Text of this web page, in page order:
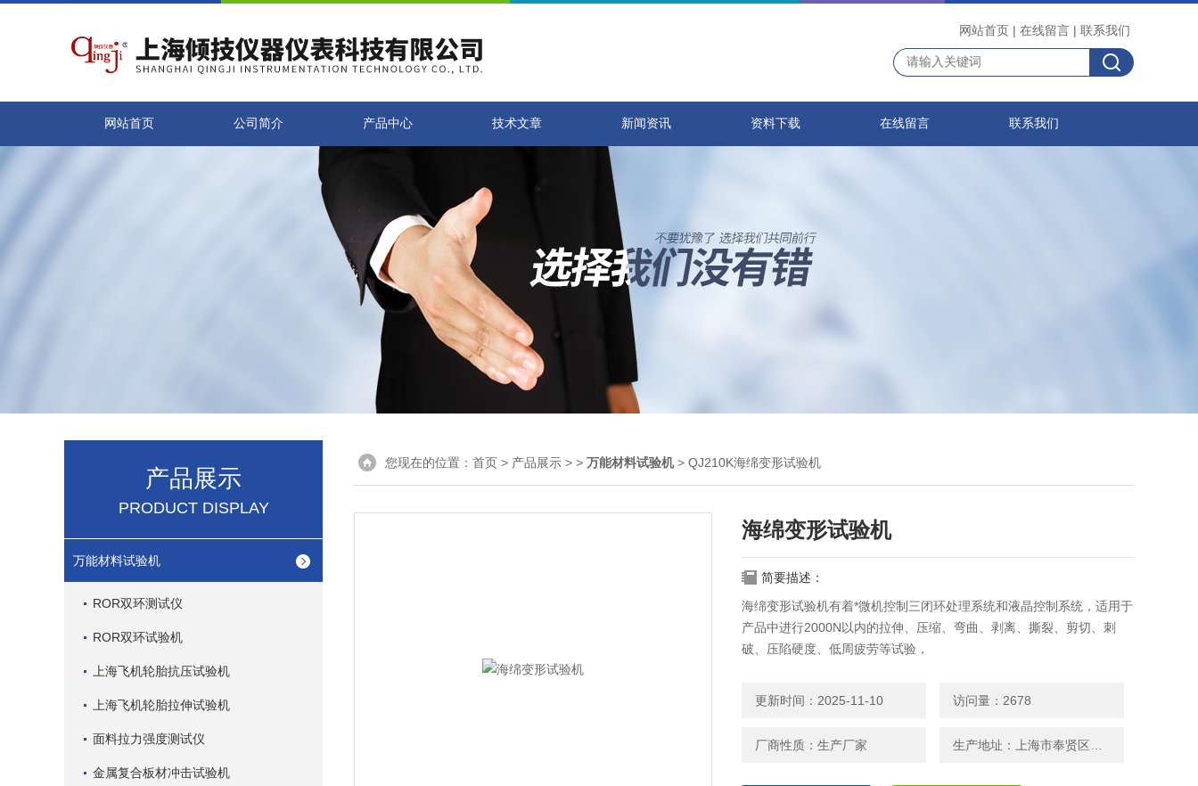
网站首页 | 在线留言 | 联系我们
网站首页 公司简介 产品中心 技术文章 新闻资讯 资料下载 在线留言 联系我们
产品展示
PRODUCT DISPLAY
万能材料试验机
ROR双环测试仪
ROR双环试验机
上海飞机轮胎抗压试验机
上海飞机轮胎拉伸试验机
面料拉力强度测试仪
金属复合板材冲击试验机
您现在的位置： 首页 > 产品展示 > > 万能材料试验机> QJ210K海绵变形试验机
海绵变形试验机
简要描述：
海绵变形试验机有着*微机控制三闭环处理系统和液晶控制系统，适用于
产品中进行2000N以内的拉伸、压缩、弯曲、剥离、撕裂、剪切、刺
破、压陷硬度、低周疲劳等试验，
更新时间：2025-11-10 访问量：2678
厂商性质：生产厂家